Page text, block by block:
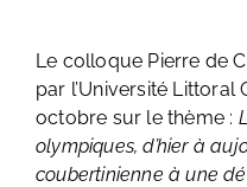
Le colloque Pierre de
par l’Université Littoral
octobre sur le thème :
olympiques, d’hier à
coubertinienne à une